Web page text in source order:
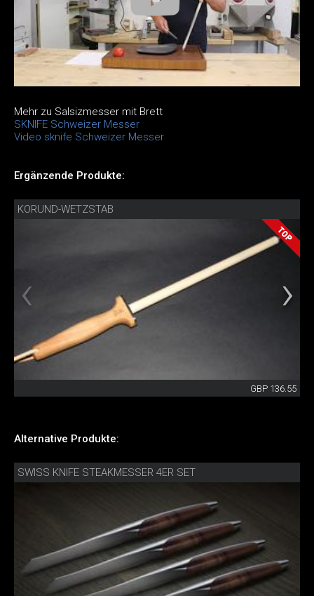
Mehr zu Salsizmesser mit Brett
SKNIFE Schweizer Messer
Video sknife Schweizer Messer
Ergänzende Produkte:
KORUND-WETZSTAB
GBP 136.55
Alternative Produkte:
SWISS KNIFE STEAKMESSER 4ER SET